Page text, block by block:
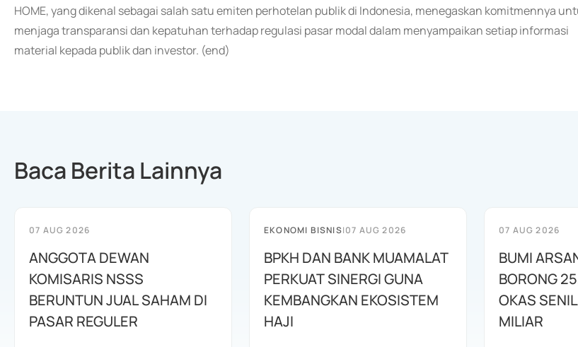
HOME, yang dikenal sebagai salah satu emiten perhotelan publik di Indonesia, menegaskan komitmennya
menjaga transparansi dan kepatuhan terhadap regulasi pasar modal dalam menyampaikan setiap informasi
material kepada publik dan investor. (end)
Baca Berita Lainnya
07 AUG 2026
ANGGOTA DEWAN
KOMISARIS NSSS
BERUNTUN JUAL SAHAM DI
PASAR REGULER
EKONOMI BISNIS|07 AUG 2026
BPKH DAN BANK MUAMALAT
PERKUAT SINERGI GUNA
KEMBANGKAN EKOSISTEM
HAJI
07 AUG 2026
BUMI
BORONG
OKAS
MILIAR